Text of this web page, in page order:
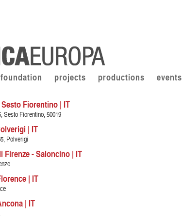
foundation projects productions events
Fiorentino | IT
Sesto Fiorentino, 50019
| IT
Polverigi
Firenze - Saloncino | IT
| IT
| IT